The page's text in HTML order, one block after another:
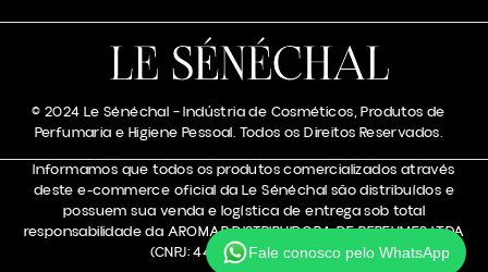
© 2024 Le Sénéchal – Indústria de Cosméticos, Produtos de
Perfumaria e Higiene Pessoal. Todos os Direitos Reservados.
Informamos que todos os produtos comercializados através
deste e-commerce oficial da Le Sénéchal são distribuídos e
possuem sua venda e logística de entrega sob total
responsabilidade da AROMAR DISTRIBUIDORA DE PERFUMES LTDA
(CNPJ: 44.050.133/0001-48).Fale conosco pelo WhatsApp